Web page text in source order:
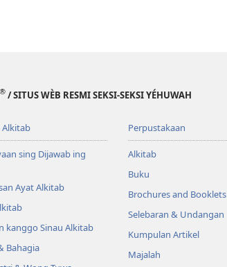
® / SITUS WÈB RESMI SEKSI-SEKSI YÉHUWAH
Alkitab
sing Dijawab ing
Ayat Alkitab
kanggo Sinau Alkitab
Bahagia
Perpustakaan
Alkitab
Buku
Brochures and Booklets
Selebaran & Undangan
Kumpulan Artikel
Majalah